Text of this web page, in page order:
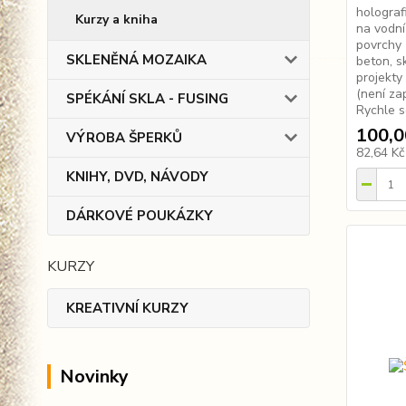
Kurzy a kniha
SKLENĚNÁ MOZAIKA
SPÉKÁNÍ SKLA - FUSING
VÝROBA ŠPERKŮ
KNIHY, DVD, NÁVODY
DÁRKOVÉ POUKÁZKY
KURZY
KREATIVNÍ KURZY
Novinky
na
povrchy
beton,
(není
Rychle
82,64